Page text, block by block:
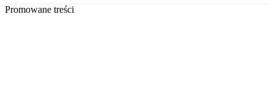
Promowane treści